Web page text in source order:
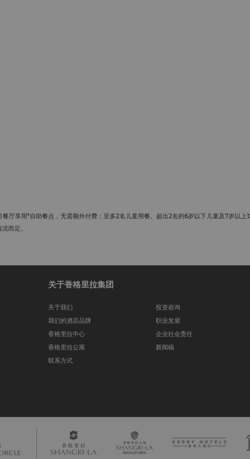
厅享用*自助餐点，无需额外付费；至多2名儿童用餐。超出2名的6岁以下儿童及7岁以上
而定。
关于香格里拉集团
关于我们
我们的酒店品牌
香格里拉中心
香格里拉公寓
联系方式
投资咨询
职业发展
企业社会责任
新闻稿